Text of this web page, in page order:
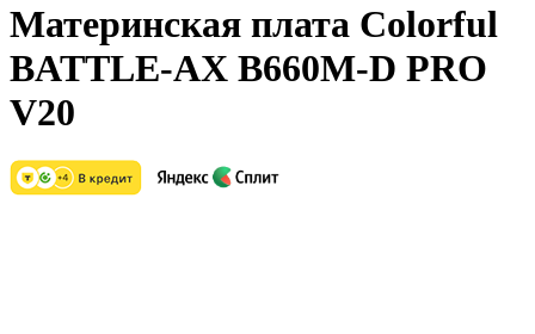
Материнская плата Colorful
BATTLE-AX B660M-D PRO
V20